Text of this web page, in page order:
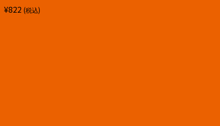
¥822 (税込)